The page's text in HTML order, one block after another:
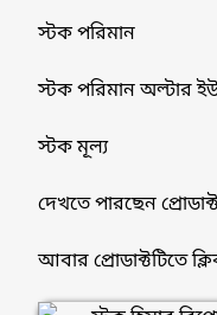
স্টক পরিমান
স্টক পরিমান অল্টার
স্টক মূল্য
দেখতে পারছেন
আবার প্রোডাক্টটিতে